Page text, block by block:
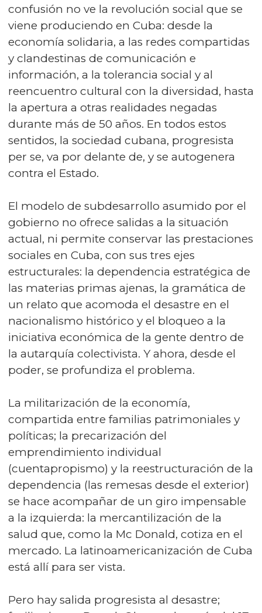
confusión no ve la revolución social que se
viene produciendo en Cuba: desde la
economía solidaria, a las redes compartidas
y clandestinas de comunicación e
información, a la tolerancia social y al
reencuentro cultural con la diversidad, hasta
la apertura a otras realidades negadas
durante más de 50 años. En todos estos
sentidos, la sociedad cubana, progresista
per se, va por delante de, y se autogenera
contra el Estado.
El modelo de subdesarrollo asumido por el
gobierno no ofrece salidas a la situación
actual, ni permite conservar las prestaciones
sociales en Cuba, con sus tres ejes
estructurales: la dependencia estratégica de
las materias primas ajenas, la gramática de
un relato que acomoda el desastre en el
nacionalismo histórico y el bloqueo a la
iniciativa económica de la gente dentro de
la autarquía colectivista. Y ahora, desde el
poder, se profundiza el problema.
La militarización de la economía,
compartida entre familias patrimoniales y
políticas; la precarización del
emprendimiento individual
(cuentapropismo) y la reestructuración de la
dependencia (las remesas desde el exterior)
se hace acompañar de un giro impensable
a la izquierda: la mercantilización de la
salud que, como la Mc Donald, cotiza en el
mercado. La latinoamericanización de Cuba
está allí para ser vista.
Pero hay salida progresista al desastre;